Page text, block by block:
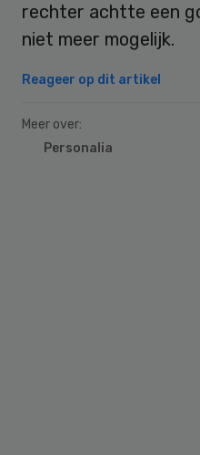
rechter achtte een
niet meer mogelijk.
Reageer op dit artikel
Meer over:
Personalia